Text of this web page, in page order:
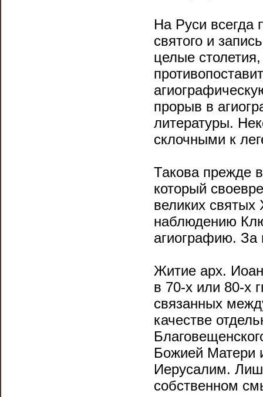
На Руси всегда
святого и
целые
прорыв в
литературы.
склочными к
Такова прежде
который
великих святых
наблюдению
агиографию.
Житие арх.
в 70-х или 80-х
связанных
качестве
Божией Матери
Иерусалим.
собственном